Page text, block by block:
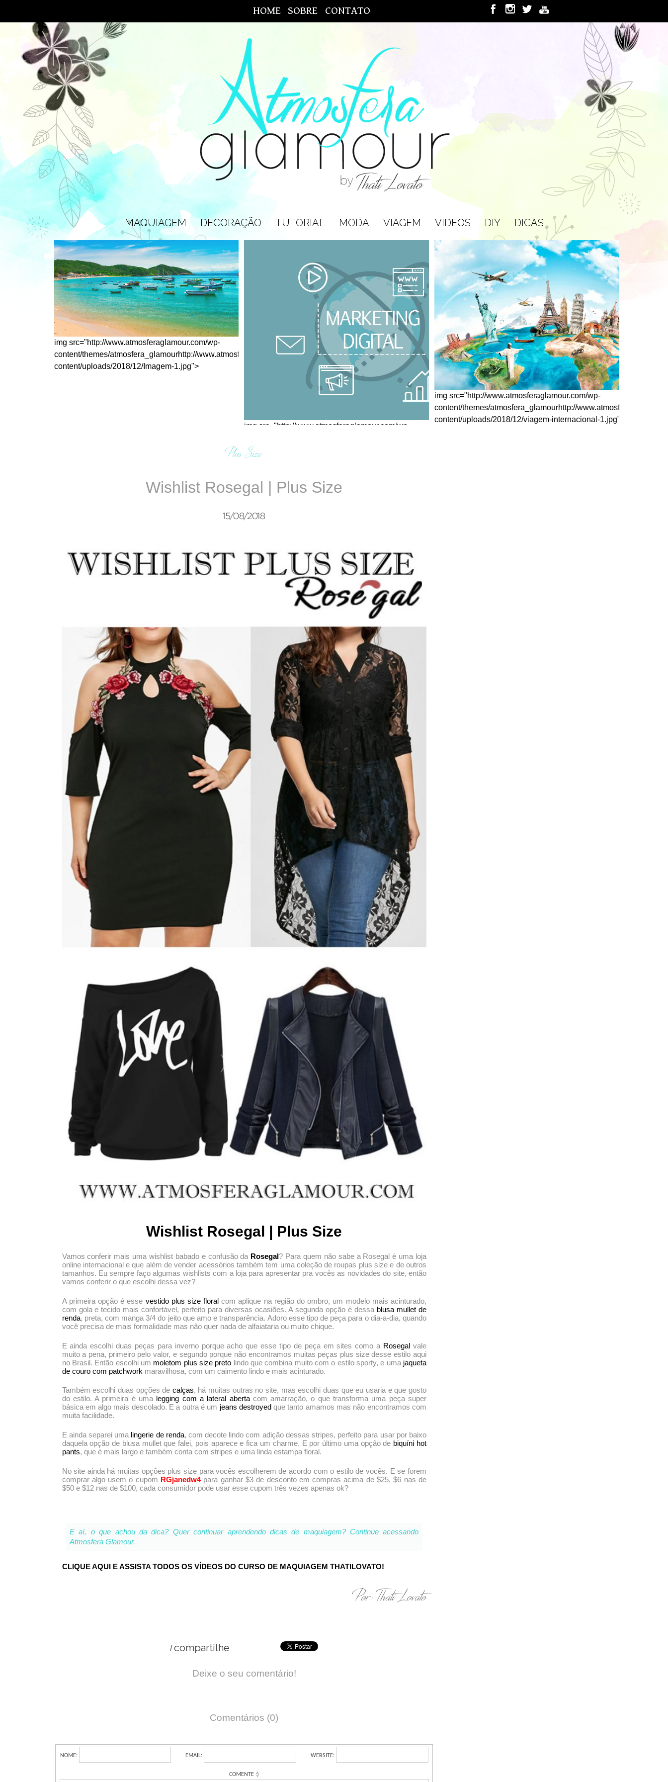
HOME SOBRE CONTATO
MAQUIAGEM DECORAÇÃO TUTORIAL MODA VIAGEM VIDEOS DIY DICAS
img src="http://www.atmosferaglamour.com/wp-
content/themes/atmosfera_glamourhttp://www.atmosferaglamour.com/wp-
content/uploads/2018/12/Imagem-1.jpg">
img src="http://www.atmosferaglamour.com/wp-
content/uploads/2018/12/getty_488305762_333699.jpg">
Conheça as principais diferenças entre
marketing e marketing digital!
img src="http://www.atmosferaglamour.com/wp-
content/themes/atmosfera_glamourhttp://
content/uploads/2018/12/viagem-internacional-1.jpg">
Plus Size
Wishlist Rosegal | Plus Size
15/08/2018
Wishlist Rosegal | Plus Size
Vamos conferir mais uma wishlist babado e confusão da Rosegal? Para quem não sabe a Rosegal é uma loja
online internacional e que além de vender acessórios também tem uma coleção de roupas plus size e de outros
tamanhos. Eu sempre faço algumas wishlists com a loja para apresentar pra vocês as novidades do site, então
vamos conferir o que escolhi dessa vez?
A primeira opção é esse vestido plus size floral com aplique na região do ombro, um modelo mais acinturado,
com gola e tecido mais confortável, perfeito para diversas ocasiões. A segunda opção é dessa blusa mullet de
renda, preta, com manga 3/4 do jeito que amo e transparência. Adoro esse tipo de peça para o dia-a-dia, quando
você precisa de mais formalidade mas não quer nada de alfaiataria ou muito chique.
E ainda escolhi duas peças para inverno porque acho que esse tipo de peça em sites como a Rosegal vale
muito a pena, primeiro pelo valor, e segundo porque não encontramos muitas peças plus size desse estilo aqui
no Brasil. Então escolhi um moletom plus size preto lindo que combina muito com o estilo sporty, e uma jaqueta
de couro com patchwork maravilhosa, com um caimento lindo e mais acinturado.
Também escolhi duas opções de calças, há muitas outras no site, mas escolhi duas que eu usaria e que gosto
do estilo. A primeira é uma legging com a lateral abertacom amarração, o que transforma uma peça super
básica em algo mais descolado. E a outra é um jeans destroyed que tanto amamos mas não encontramos com
muita facilidade.
E ainda separei uma lingerie de renda, com decote lindo com adição dessas stripes, perfeito para usar por baixo
daquela opção de blusa mullet que falei, pois aparece e fica um charme. E por último uma opção de biquíni hot
pants, que é mais largo e também conta com stripes e uma linda estampa floral.
No site ainda há muitas opções plus size para vocês escolherem de acordo com o estilo de vocês. E se forem
comprar algo usem o cupom RGjanedw4para ganhar $3 de desconto em compras acima de $25, $6 nas de
$50 e $12 nas de $100, cada consumidor pode usar esse cupom três vezes apenas ok?
E aí, o que achou da dica? Quer continuar aprendendo dicas de maquiagem? Continue acessando
Atmosfera Glamour.
CLIQUE AQUIE ASSISTA TODOS OS VÍDEOS DO CURSO DE MAQUIAGEM THATILOVATO!
Por: Thati Lovato
/compartilhe
Deixe o seu comentário!
Comentários (0)
NOME: EMAIL: WEBSITE:
COMENTE :)